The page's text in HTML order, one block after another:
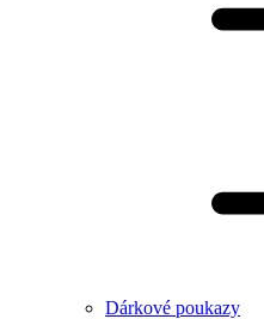
Dárkové poukazy